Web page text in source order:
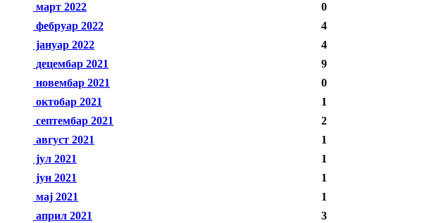
март 2022
0
фебруар 2022
4
јануар 2022
4
децембар 2021
9
новембар 2021
0
октобар 2021
1
септембар 2021
2
август 2021
1
јул 2021
1
јун 2021
1
мај 2021
1
април 2021
3